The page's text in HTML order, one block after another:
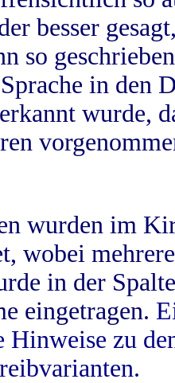
besser
so
in
wurde,
wurden im
wobei
in der
eingetragen.
zu